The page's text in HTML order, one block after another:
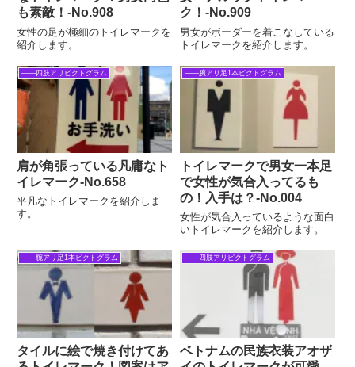
も素敵！‐No.908
女性の足が極細のトイレマークを
紹介します。
ク！‐No.909
男女がボーダーを着こなしている
トイレマークを紹介します。
――四肢アリピクトグラム
肩が角張っている凡庸なト
イレマーク‐No.658
平凡なトイレマークを紹介しま
す。
――腕アリ足1本ピクトグラム
トイレマークで男女一本足
で女性が気合入ってるも
の！入手は？-No.004
女性が気合入っているような面白
いトイレマークを紹介します。
――腕アリ足1本ピクトグラム
タイルに絵で焼き付けてあ
――四肢アリピクトグラム
ベトナムの民族衣装アオザ